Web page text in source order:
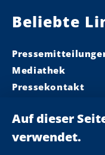
Beliebte
Mediathek
Pressekontakt
Landeskabinett
Einsamkeit